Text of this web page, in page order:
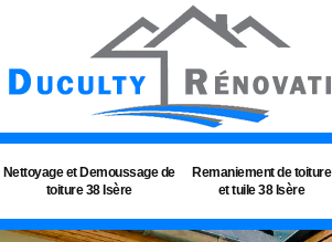
Nettoyage et Demoussage de
toiture 38 Isère
Remaniement de toiture
et tuile 38 Isère